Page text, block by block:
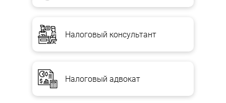
Налоговый консультант
Налоговый адвокат